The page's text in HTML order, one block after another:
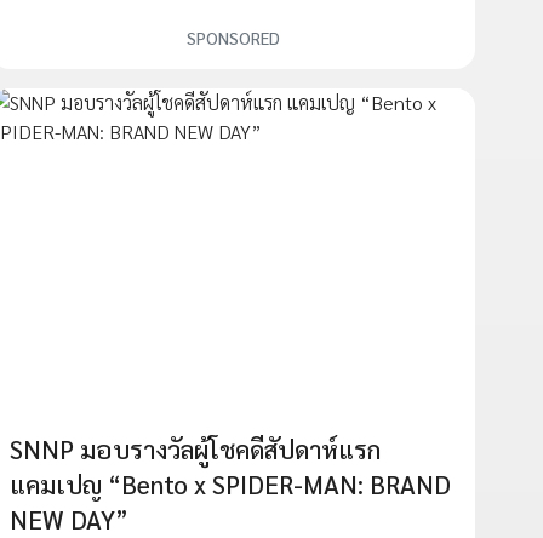
SPONSORED
SNNP มอบรางวัลผู้โชคดีสัปดาห์แรก
แคมเปญ “Bento x SPIDER-MAN: BRAND
NEW DAY”